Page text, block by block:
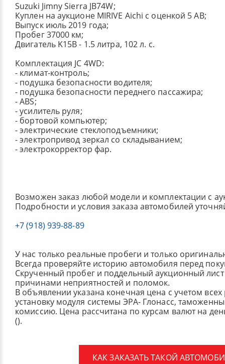
Suzuki Jimny Sierra JB74W;
Куплен на аукционе MIRIVE Aichi с оценкой 5 AB;
Выпуск июль 2019 года;
Пробег 37000 км;
Двигатель K15B - 1.5 литра, 102 л. с.
Комплектация JC 4WD:
- климат-контроль;
- подушка безопасности водителя;
- подушка безопасности переднего пассажира;
- ABS;
- усилитель руля;
- бортовой компьютер;
- электрические стеклоподъемники;
- электропривод зеркал со складыванием;
- электрокорректор фар.
Возможен заказ любой модели и комплектации с
Подробности и условия заказа автомобилей
+7 (918) 939-88-89
У нас только реальные пробеги и только
Всегда проверяйте историю автомобиля перед
Скрученный пробег и поддельный аукционный лист
причинами неприятностей и поломок.
В объявлении указана конечная цена с учетом
установку модуля системы ЭРА- Глонасс,
комиссию. Цена рассчитана по курсам валют на
().
КАК ЗАКАЗАТЬ ТАКОЙ